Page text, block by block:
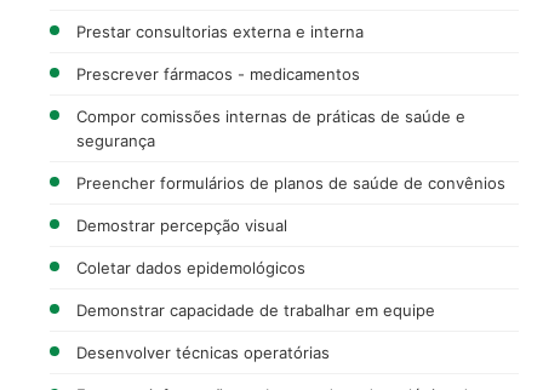
Prestar consultorias externa e interna
Prescrever fármacos - medicamentos
Compor comissões internas de práticas de saúde e
segurança
Preencher formulários de planos de saúde de convênios
Demostrar percepção visual
Coletar dados epidemológicos
Demonstrar capacidade de trabalhar em equipe
Desenvolver técnicas operatórias